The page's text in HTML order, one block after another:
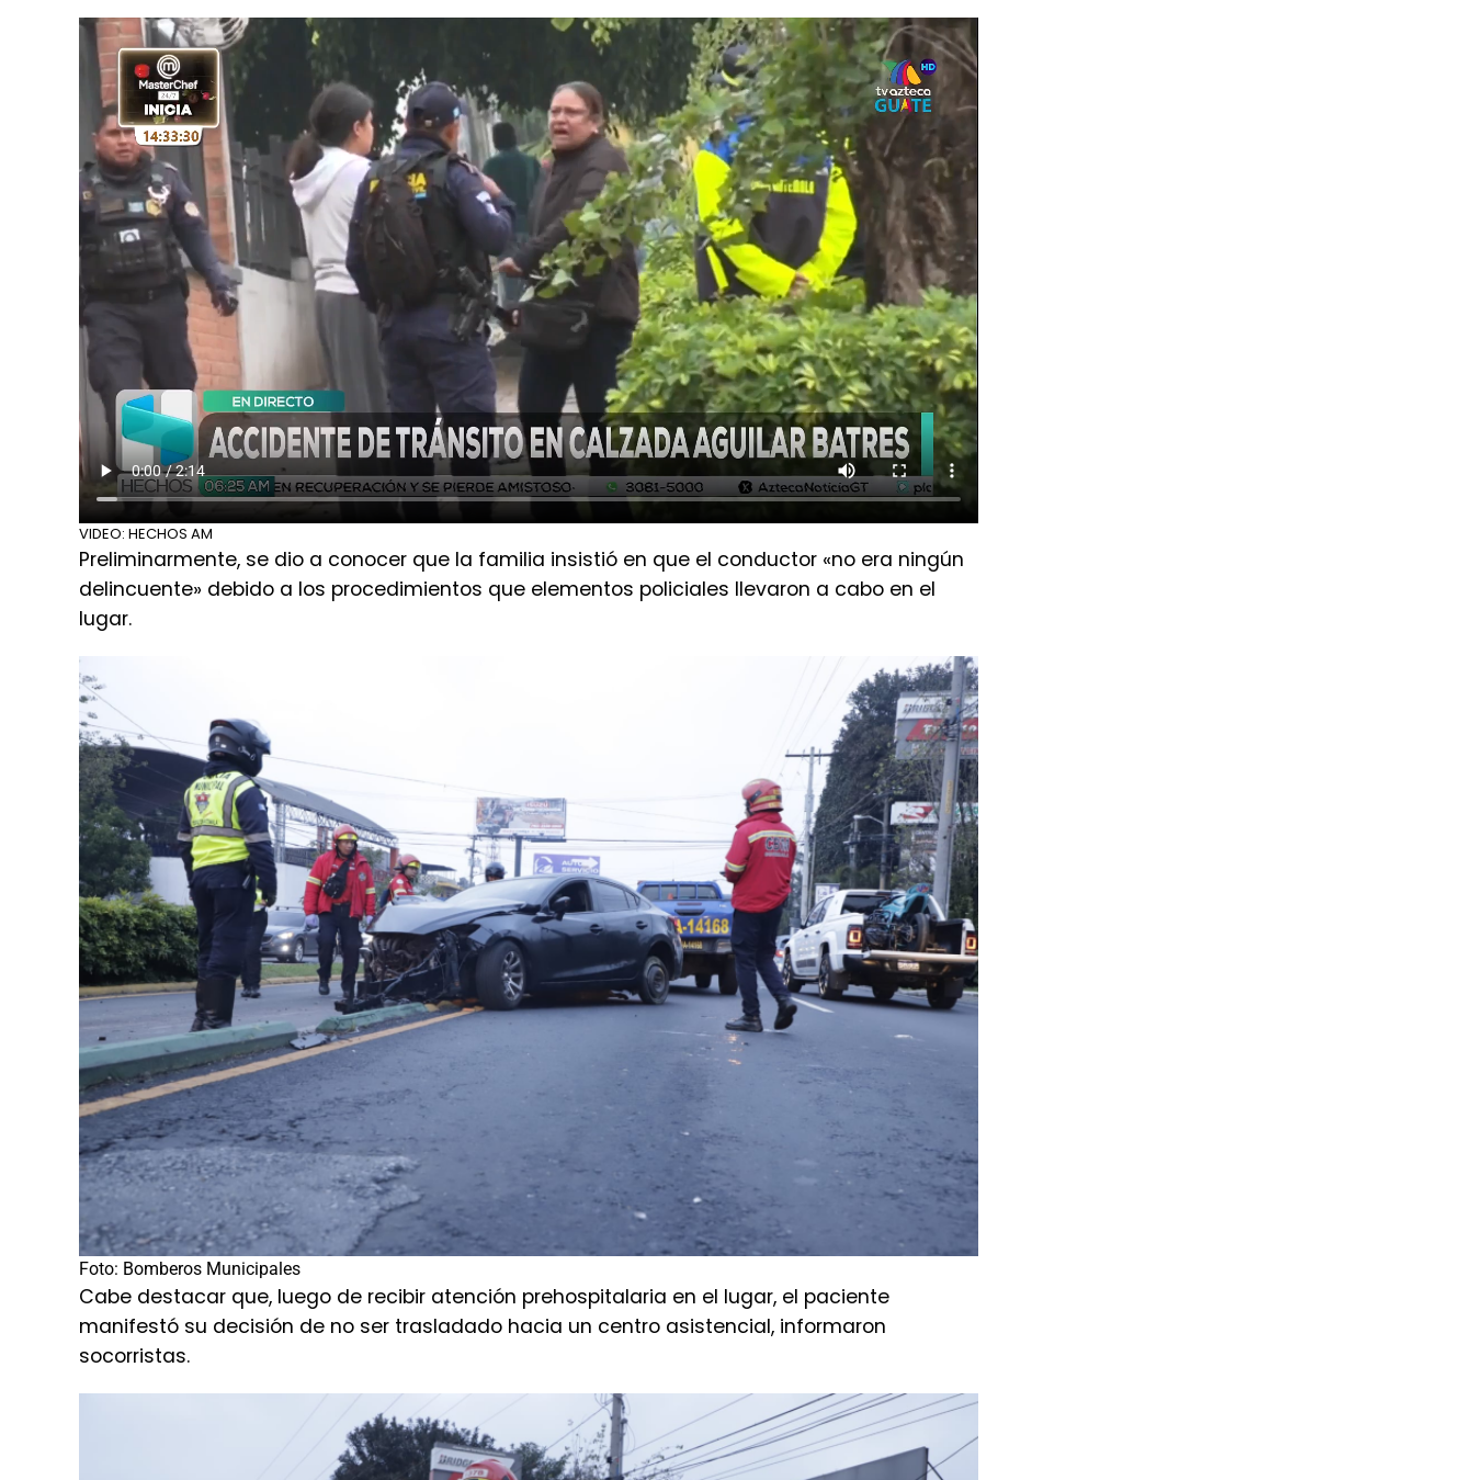
VIDEO: HECHOS AM
Preliminarmente, se dio a conocer que la familia insistió en que el conductor «no era ningún
delincuente» debido a los procedimientos que elementos policiales llevaron a cabo en el
lugar.
Foto: Bomberos Municipales
Cabe destacar que, luego de recibir atención prehospitalaria en el lugar, el paciente
manifestó su decisión de no ser trasladado hacia un centro asistencial, informaron
socorristas.